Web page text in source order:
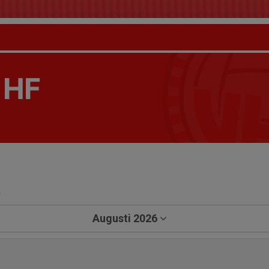
Augusti 2026